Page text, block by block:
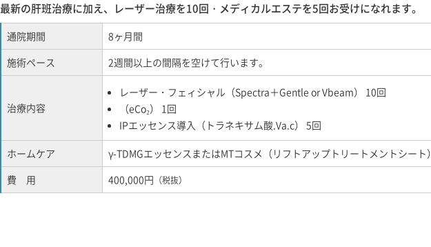
最新の肝班治療に加え、レーザー治療を10回・メディカルエステを5回お受けになれます。
通院期間
8ヶ月間
施術ペース
2週間以上の間隔を空けて行います。
治療内容
レーザー・フェィシャル（Spectra＋Gentle or Vbeam） 10回
（eCo₂） 1回
IPエッセンス導入（トラネキサム酸.Va.c） 5回
ホームケア
γ-TDMGエッセンスまたはMTコスメ（リフトアップトリートメントシート）
費 用 400,000円 （税抜）